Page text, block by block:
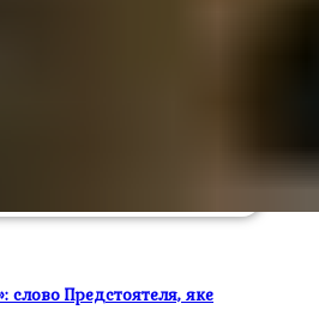
Предстоятеля, яке